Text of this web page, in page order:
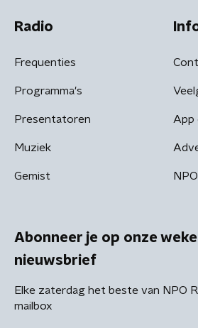
Radio
Frequenties
Programma's
Presentatoren
Muziek
Gemist
App
Abonneer je op onze
nieuwsbrief
Elke zaterdag het beste van NPO
mailbox